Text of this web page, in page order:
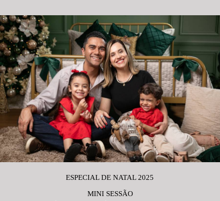
ESPECIAL DE NATAL 2025
MINI SESSÃO